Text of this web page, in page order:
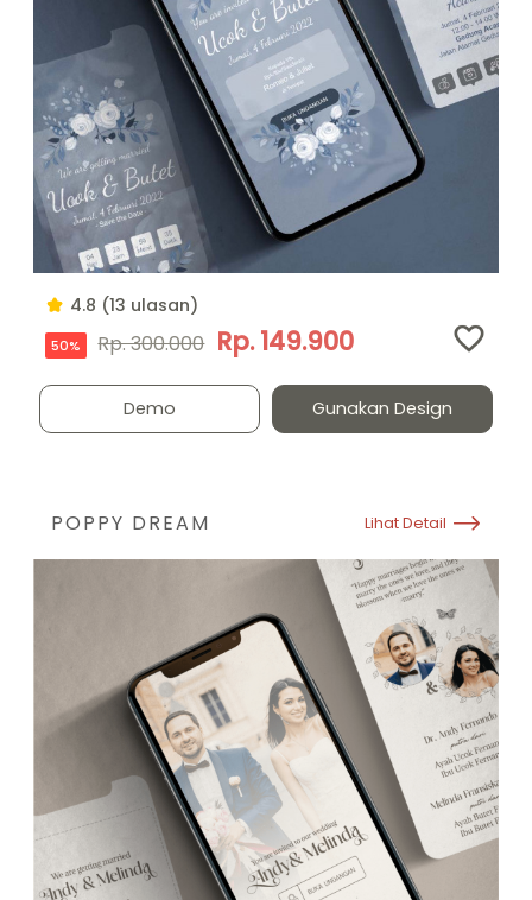
4.8 (13 ulasan)
50% Rp. 300.000 Rp. 149.900
Demo Gunakan Design
POPPY DREAM Lihat Detail